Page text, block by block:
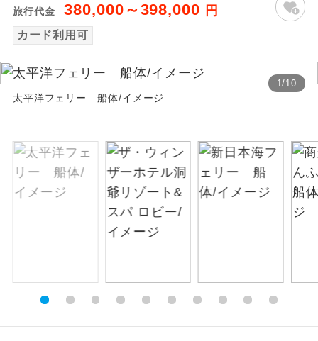
旅行代金 380,000～398,000 円
カード利用可
1/10
太平洋フェリー 船体/イメージ
務
バスガイドが乗務し、車内での観光案内
新コース 初登場のコースです。
絶景 絶景スポットに立ち寄るコースです。
温泉 温泉地にも宿泊するコースです。
ご宿泊ホテルに露天風呂が付いていま
大浴場 ご宿泊ホテルに大浴場が付いています。
全食事付き